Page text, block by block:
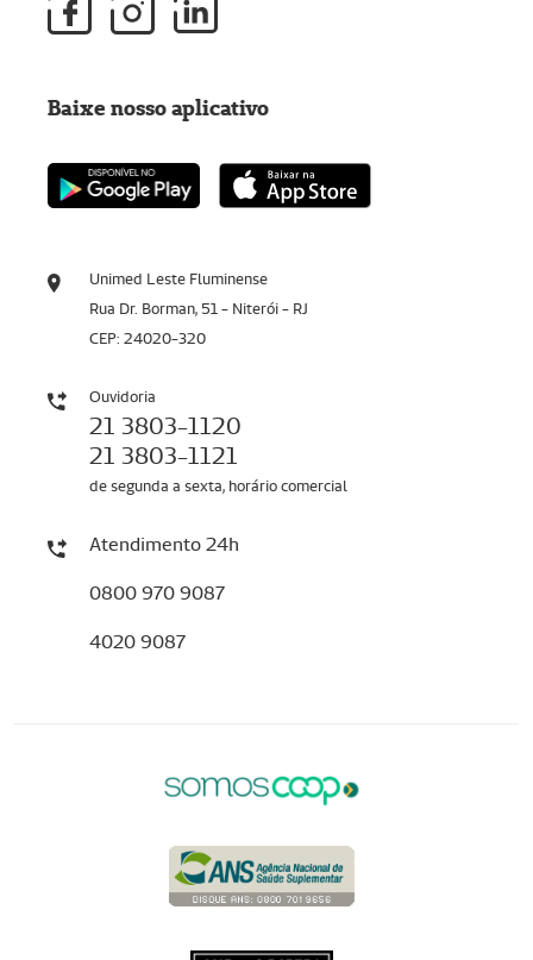
Unimed Leste Fluminense
Rua Dr. Borman, 51 - Niterói - RJ
CEP: 24020-320
Ouvidoria
21 3803-1120
21 3803-1121
de segunda a sexta, horário comercial
Atendimento 24h
0800 970 9087
4020 9087
Baixe nosso aplicativo